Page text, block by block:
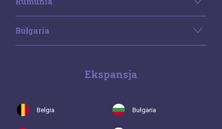
Bułgaria
Ekspansja
Belgia Bułgaria